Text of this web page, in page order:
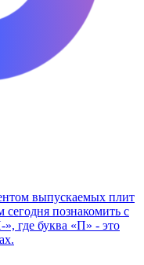
выпускаемых плит
познакомить с
где буква «П» - это